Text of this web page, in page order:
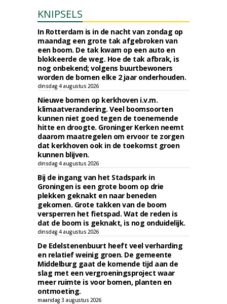
KNIPSELS
In Rotterdam is in de nacht van zondag op
maandag een grote tak afgebroken van
een boom. De tak kwam op een auto en
blokkeerde de weg. Hoe de tak afbrak, is
nog onbekend; volgens buurtbewoners
worden de bomen elke 2 jaar onderhouden.
dinsdag 4 augustus 2026
Nieuwe bomen op kerkhoven i.v.m.
klimaatverandering. Veel boomsoorten
kunnen niet goed tegen de toenemende
hitte en droogte. Groninger Kerken neemt
daarom maatregelen om ervoor te zorgen
dat kerkhoven ook in de toekomst groen
kunnen blijven.
dinsdag 4 augustus 2026
Bij de ingang van het Stadspark in
Groningen is een grote boom op drie
plekken geknakt en naar beneden
gekomen. Grote takken van de boom
versperren het fietspad. Wat de reden is
dat de boom is geknakt, is nog onduidelijk.
dinsdag 4 augustus 2026
De Edelstenenbuurt heeft veel verharding
en relatief weinig groen. De gemeente
Middelburg gaat de komende tijd aan de
slag met een vergroeningsproject waar
meer ruimte is voor bomen, planten en
ontmoeting.
maandag 3 augustus 2026